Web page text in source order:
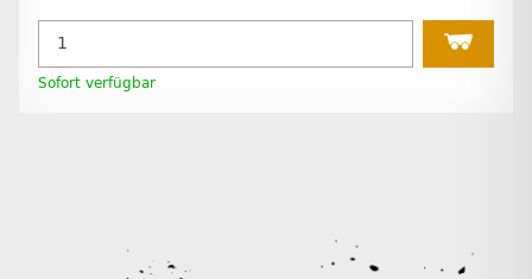
Sofort verfügbar